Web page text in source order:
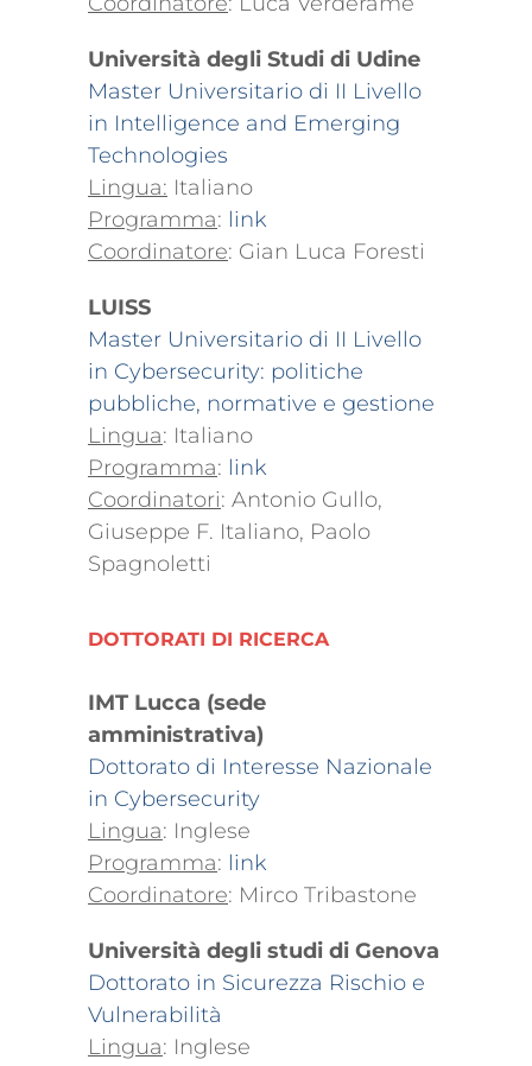
Università degli Studi di Udine
Master Universitario di II Livello
in Intelligence and Emerging
Technologies
Lingua: Italiano
Programma: link
Coordinatore: Gian Luca Foresti
LUISS
Master Universitario di II Livello
in Cybersecurity: politiche
pubbliche, normative e gestione
Lingua: Italiano
Programma: link
Coordinatori: Antonio Gullo,
Giuseppe F. Italiano, Paolo
Spagnoletti
DOTTORATI DI RICERCA
IMT Lucca (sede
amministrativa)
Dottorato di Interesse Nazionale
in Cybersecurity
Lingua: Inglese
Programma: link
Coordinatore: Mirco Tribastone
Università degli studi di Genova
Dottorato in Sicurezza Rischio e
Vulnerabilità
Lingua: Inglese